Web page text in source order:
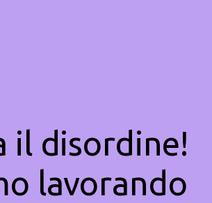
il disordine!
lavorando